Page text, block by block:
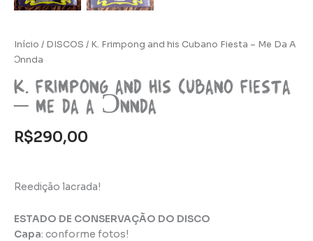
Início / DISCOS / K. Frimpong and his Cubano Fiesta – Me Da A
Ͻnnda
K. Frimpong and his Cubano Fiesta
– Me Da A Ͻnnda
R$290,00
Reedição lacrada!
ESTADO DE CONSERVAÇÃO DO DISCO
Capa: conforme fotos!